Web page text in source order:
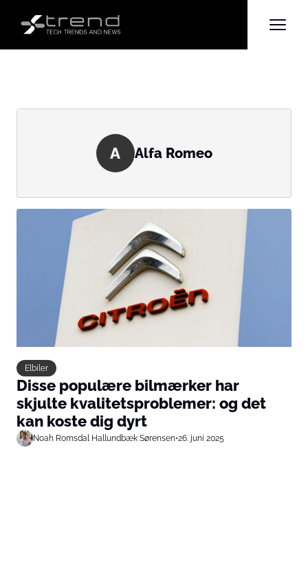
A Alfa Romeo
Elbiler
Disse populære bilmærker har
skjulte kvalitetsproblemer: og det
kan koste dig dyrt
Noah Romsdal Hallundbæk Sørensen•26. juni 2025